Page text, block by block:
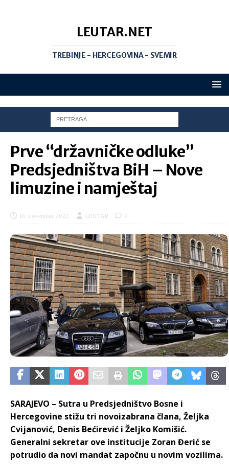
LEUTAR.NET
TREBINJE - HERCEGOVINA - SVEMIR
Prve “državničke odluke”
Predsjedništva BiH – Nove
limuzine i namještaj
16. novembar 2022. LEUTAR 0
SARAJEVO – Sutra u Predsjedništvo Bosne i
Hercegovine stižu tri novoizabrana člana, Željka
Cvijanović, Denis Bećirević i Željko Komišić.
Generalni sekretar ove institucije Zoran Đerić se
potrudio da novi mandat započnu u novim vozilima.